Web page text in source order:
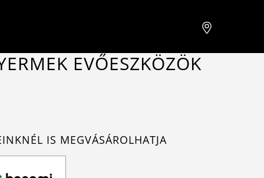
EVŐESZKÖZÖK
IS MEGVÁSÁROLHATJA